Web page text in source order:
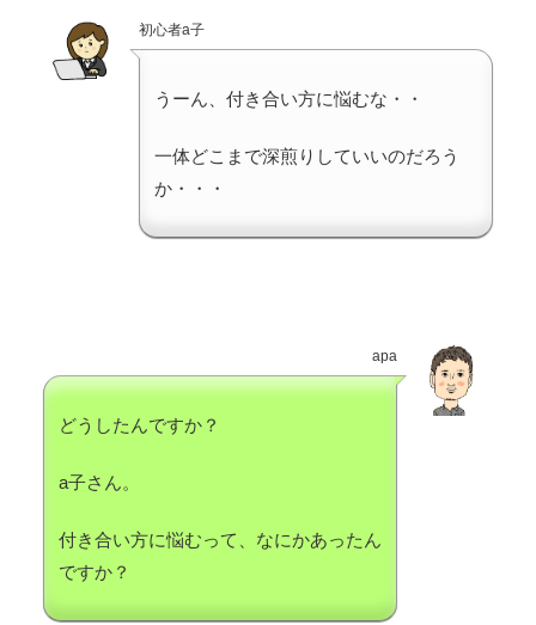
初心者a子
うーん、付き合い方に悩むな・・
一体どこまで深煎りしていいのだろう
か・・・
apa
どうしたんですか？
a子さん。
付き合い方に悩むって、なにかあったん
ですか？